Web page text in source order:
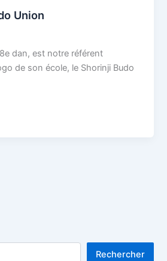
Union
dan, est notre référent
de son école, le Shorinji Budo
Rechercher